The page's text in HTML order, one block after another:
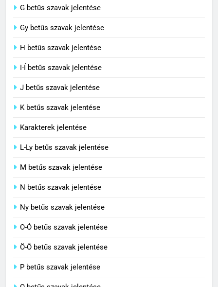
4
Contemporary jelentése
5
Célkitűzés jelentése
C BETŰS SZAVAK JELENTÉSE
C BETŰS SZAVAK JELENTÉSE
8
Centenárium jelentése
G betűs szavak jelentése
Gy betűs szavak jelentése
H betűs szavak jelentése
I-Í betűs szavak jelentése
J betűs szavak jelentése
K betűs szavak jelentése
Karakterek jelentése
L-Ly betűs szavak jelentése
M betűs szavak jelentése
N betűs szavak jelentése
Ny betűs szavak jelentése
O-Ó betűs szavak jelentése
Ö-Ő betűs szavak jelentése
P betűs szavak jelentése